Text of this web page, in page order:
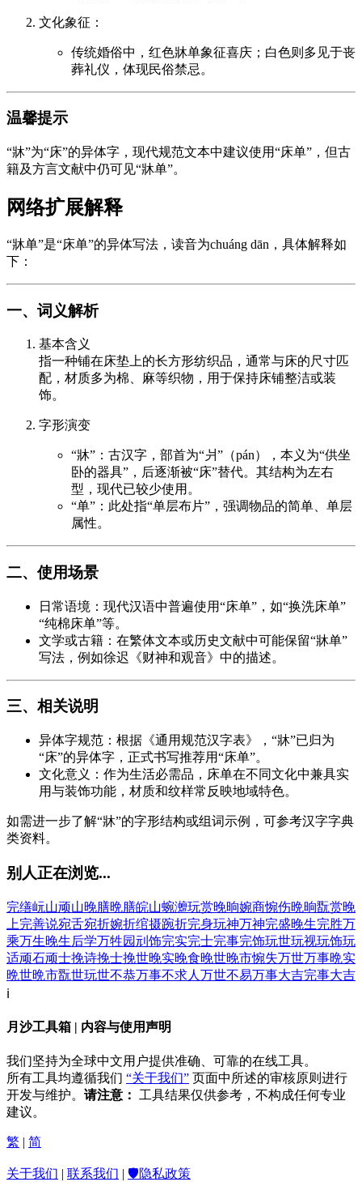
文化象征：
传统婚俗中，红色牀单象征喜庆；白色则多见于丧
葬礼仪，体现民俗禁忌。
温馨提示
“牀”为“床”的异体字，现代规范文本中建议使用“床单”，但古
籍及方言文献中仍可见“牀单”。
网络扩展解释
“牀单”是“床单”的异体写法，读音为chuáng dān，具体解释如
下：
一、词义解析
基本含义
指一种铺在床垫上的长方形纺织品，通常与床的尺寸匹
配，材质多为棉、麻等织物，用于保持床铺整洁或装
饰。
字形演变
“牀”：古汉字，部首为“爿”（pán），本义为“供坐
卧的器具”，后逐渐被“床”替代。其结构为左右
型，现代已较少使用。
“单”：此处指“单层布片”，强调物品的简单、单层
属性。
二、使用场景
日常语境：现代汉语中普遍使用“床单”，如“换洗床单”
“纯棉床单”等。
文学或古籍：在繁体文本或历史文献中可能保留“牀单”
写法，例如徐迟《财神和观音》中的描述。
三、相关说明
异体字规范：根据《通用规范汉字表》，“牀”已归为
“床”的异体字，正式书写推荐用“床单”。
文化意义：作为生活必需品，床单在不同文化中兼具实
用与装饰功能，材质和纹样常反映地域特色。
如需进一步了解“牀”的字形结构或组词示例，可参考汉字字典
类资料。
别人正在浏览...
完缮岏山顽山晚膳晩膳皖山蜿灗玩赏晚晌婉商惋伤晩晌翫赏晚
上完善说宛舌宛折婉折绾摄踠折完身玩神万神完盛晚生完胜万
乘万生晚生后学万牲园刓饰完实完士完事完饰玩世玩视玩饰玩
适顽石顽士挽诗挽士挽世晚实晚食晚世晚市惋失万世万事晩实
晩世晩市翫世玩世不恭万事不求人 万世不易万事大吉完事大吉
ℹ️
月沙工具箱 | 内容与使用声明
我们坚持为全球中文用户提供准确、可靠的在线工具。
所有工具均遵循我们 “关于我们” 页面中所述的审核原则进行
开发与维护。 请注意：
工具结果仅供参考，不构成任何专业
建议。
繁 | 简
关于我们 | 联系我们 | 🛡️隐私政策